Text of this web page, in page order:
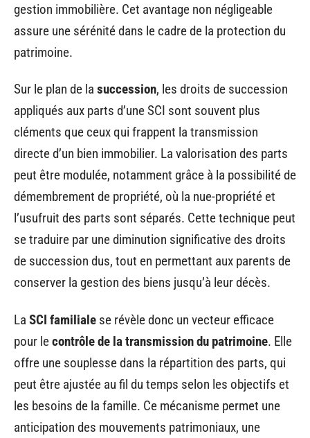
gestion immobilière. Cet avantage non négligeable
assure une sérénité dans le cadre de la protection du
patrimoine.
Sur le plan de la succession, les droits de succession
appliqués aux parts d’une SCI sont souvent plus
cléments que ceux qui frappent la transmission
directe d’un bien immobilier. La valorisation des parts
peut être modulée, notamment grâce à la possibilité de
démembrement de propriété, où la nue-propriété et
l’usufruit des parts sont séparés. Cette technique peut
se traduire par une diminution significative des droits
de succession dus, tout en permettant aux parents de
conserver la gestion des biens jusqu’à leur décès.
La SCI familiale se révèle donc un vecteur efficace
pour lecontrôle de la transmission du patrimoine. Elle
offre une souplesse dans la répartition des parts, qui
peut être ajustée au fil du temps selon les objectifs et
les besoins de la famille. Ce mécanisme permet une
anticipation des mouvements patrimoniaux, une